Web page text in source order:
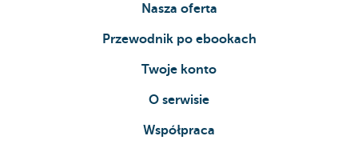
Nasza oferta
Przewodnik po ebookach
Twoje konto
O serwisie
Współpraca